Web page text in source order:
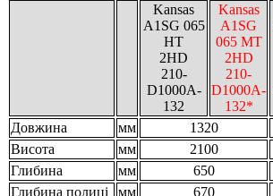
Kansas
A1SG 065
HT
2HD
210-
D1000A-
132
Kansas
A1SG
065 MT
2HD
210-
D1000A-
132*
Довжина
мм 1320
Висота
мм 2100
Глибина
мм 650
Глибина полиці
мм 670